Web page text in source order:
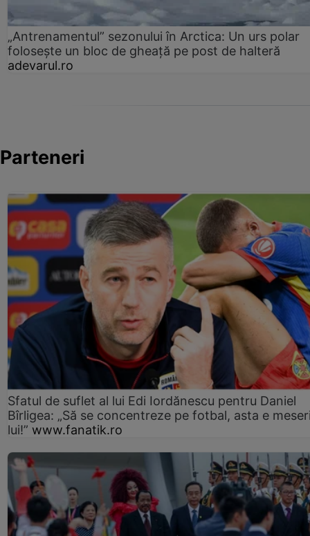
„Antrenamentul” sezonului în Arctica: Un urs polar
folosește un bloc de gheață pe post de halteră
adevarul.ro
Parteneri
Sfatul de suflet al lui Edi Iordănescu pentru Daniel
Bîrligea: „Să se concentreze pe fotbal, asta e
lui!” www.fanatik.ro